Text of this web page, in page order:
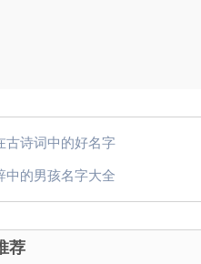
古诗词中的好名字
中的男孩名字大全
荐